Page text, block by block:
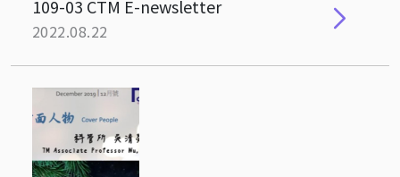
109-03 CTM E-newsletter
2022.08.22